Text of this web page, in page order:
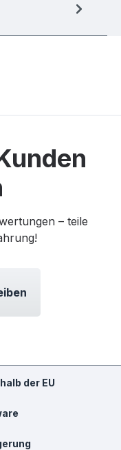
– teile
der EU